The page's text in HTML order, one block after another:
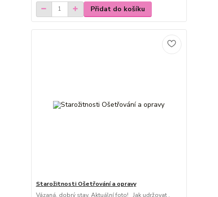
Přidat do košíku
Starožitnosti Ošetřování a opravy
Vázaná, dobrý stav. Aktuální foto! Jak udržovat ,